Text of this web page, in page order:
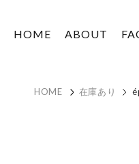
HOME ABOUT
HOME 在庫あり